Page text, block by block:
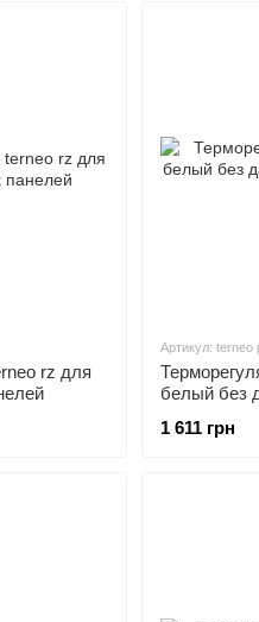
rz для
Артикул: terneo
белый без
1 611 грн